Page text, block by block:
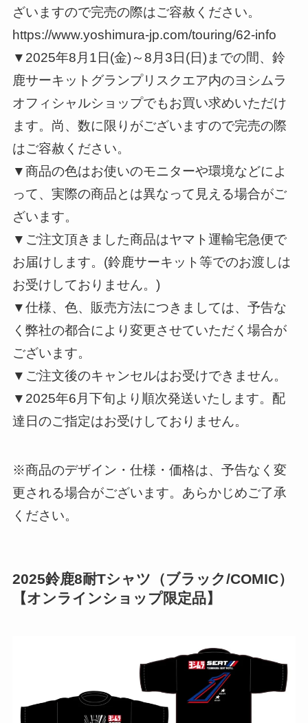
ざいますので完売の際はご容赦ください。
https://www.yoshimura-jp.com/touring/62-info
▼2025年8月1日(金)～8月3日(日)までの間、鈴
鹿サーキットグランプリスクエア内のヨシムラ
オフィシャルショップでもお買い求めいただけ
ます。尚、数に限りがございますので完売の際
はご容赦ください。
▼商品の色はお使いのモニターや環境などによ
って、実際の商品とは異なって見える場合がご
ざいます。
▼ご注文頂きました商品はヤマト運輸宅急便で
お届けします。(鈴鹿サーキット等でのお渡しは
お受けしておりません。)
▼仕様、色、販売方法につきましては、予告な
く弊社の都合により変更させていただく場合が
ございます。
▼ご注文後のキャンセルはお受けできません。
▼2025年6月下旬より順次発送いたします。配
達日のご指定はお受けしておりません。
※商品のデザイン・仕様・価格は、予告なく変
更される場合がございます。あらかじめご了承
ください。
2025鈴鹿8耐Tシャツ（ブラック/COMIC）
【オンラインショップ限定品】